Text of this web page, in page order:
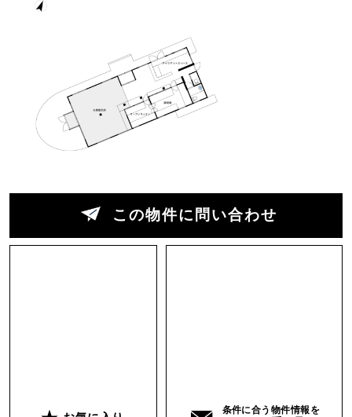
レセプションから右と左に分かれてテーブル席が
あり、天井が高くゆったりとしています。よく手
入れされた店内は年を経て洗練され、経験を重ね
た事で醸し出されたカッコよさを店内の隅々から
感じます。
るスタイルで、大きなエビに思わず歓声を上げて
しまうほど。パティシェであるオーナー奥様のケ
お店から漂う、美味しくて心地良い雰囲気に惹か
この物件に問い合わせ
条件に合う物件情報を